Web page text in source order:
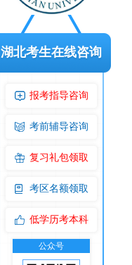
湖北考生在线咨询
报考指导咨询
考前辅导咨询
复习礼包领取
考区名额领取
低学历考本科
公众号